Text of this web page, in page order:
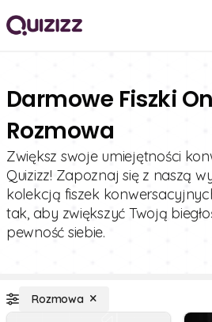
Darmowe Fiszki
Rozmowa
Zwiększ swoje umiejętności
Quizizz! Zapoznaj się z naszą
kolekcją fiszek
tak, aby zwiększyć Twoją
pewność siebie.
Rozmowa